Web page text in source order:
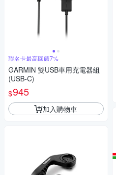
聯名卡最高回饋7%
GARMIN 雙USB車用充電器組
(USB-C)
$945
加入購物車